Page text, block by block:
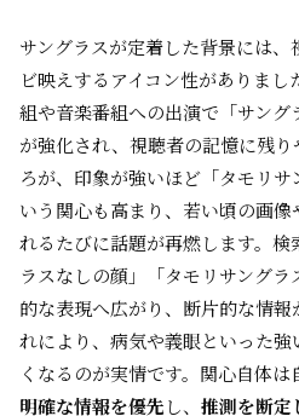
サングラスが定着した背景には
ビ映えするアイコン性がありま
組や音楽番組への出演で「サン
が強化され、視聴者の記憶に残
ろが、印象が強いほど「タモリ
いう関心も高まり、若い頃の画
れるたびに話題が再燃します。検
ラスなしの顔」「タモリサング
的な表現へ広がり、断片的な情報
れにより、病気や義眼といった
くなるのが実情です。関心自体は
明確な情報を優先し、 推測を断定